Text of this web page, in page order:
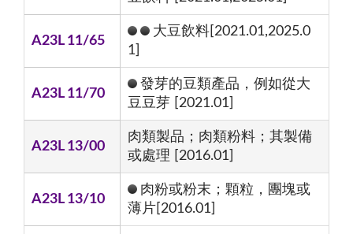
A23L 11/65
大豆飲料[2021.01,2025.0
1]
A23L 11/70
發芽的豆類產品，例如從大
豆豆芽 [2021.01]
A23L 13/00
肉類製品；肉類粉料；其製備
或處理 [2016.01]
A23L 13/10
肉粉或粉末；顆粒，團塊或
薄片[2016.01]